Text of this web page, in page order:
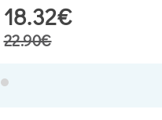
18.32€
22.90€